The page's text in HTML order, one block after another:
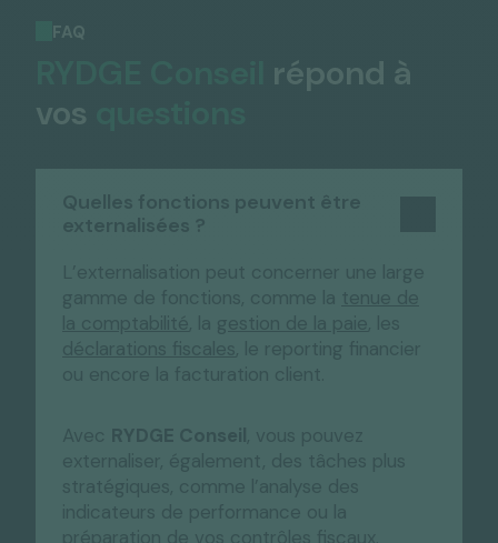
FAQ
répond à
vos
Quelles fonctions peuvent être
externalisées ?
L’externalisation peut concerner une large
gamme de fonctions, comme la tenue de
la comptabilité, la gestion de la paie, les
déclarations fiscales, le reporting financier
ou encore la facturation client.
Avec RYDGE Conseil, vous pouvez
externaliser, également, des tâches plus
stratégiques, comme l’analyse des
indicateurs de performance ou la
préparation de vos contrôles fiscaux.